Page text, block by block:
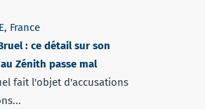
, France
: ce détail sur son
Zénith passe mal
fait l'objet d'accusations